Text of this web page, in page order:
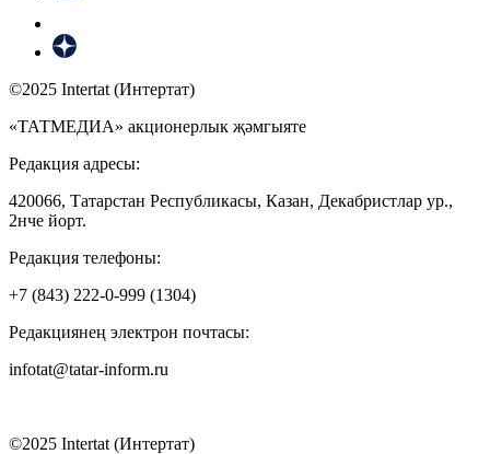
©2025 Intertat (Интертат)
«ТАТМЕДИА» акционерлык җәмгыяте
Редакция адресы:
420066, Татарстан Республикасы, Казан, Декабристлар ур.,
2нче йорт.
Редакция телефоны:
+7 (843) 222-0-999 (1304)
Редакциянең электрон почтасы:
infotat@tatar-inform.ru
©2025 Intertat (Интертат)